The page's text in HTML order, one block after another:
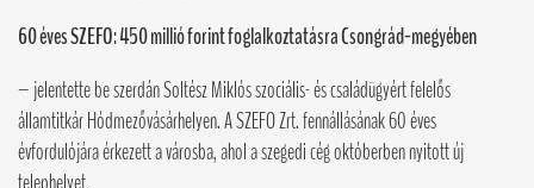
60 éves SZEFO: 450 millió forint foglalkoztatásra Csongrád-megyében
– jelentette be szerdán Soltész Miklós szociális- és családügyért felelős
államtitkár Hódmezővásárhelyen. A SZEFO Zrt. fennállásának 60 éves
évfordulójára érkezett a városba, ahol a szegedi cég októberben nyitott új